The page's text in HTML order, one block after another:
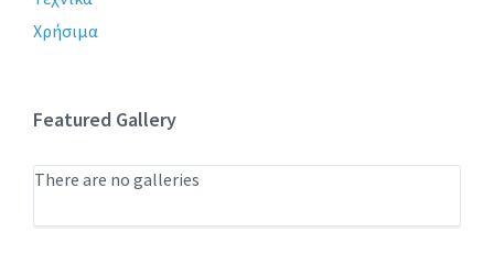
Χρήσιμα
Featured Gallery
There are no galleries